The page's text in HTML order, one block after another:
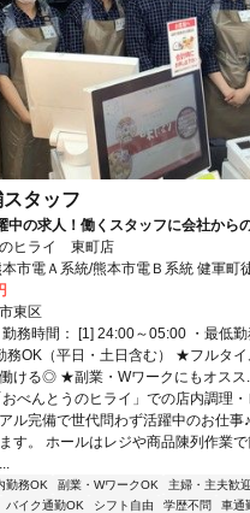
タッフ
中の求人！働くスタッフに会社から
ヒライ 東町店
市電Ａ系統/熊本市電Ｂ系統 健軍町
市電Ｂ系統 健軍交番前徒歩約12分
動植物園入口徒歩約12分 自衛隊通り
東区
務時間： [1] 24:00～05:00 ・最低
務OK（平日・土日含む） ★フルタ
ける◎ ★副業・Wワークにもオスス...
べんとうのヒライ」での店内調理
ル完備で世代問わず活躍中のお仕事
す。 ホールはレジや商品陳列作業
勤務OK 副業・WワークOK 主婦・主夫歓迎
バイク通勤OK シフト自由 学歴不問 車通